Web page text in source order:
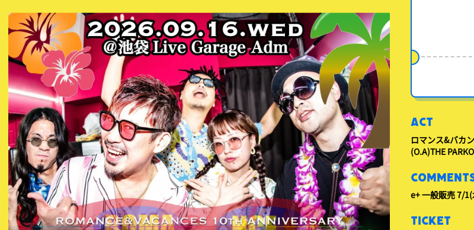
ACT
ロマンス&バカ
(O.A)THE
e+ 一般販売 7/
TICKET